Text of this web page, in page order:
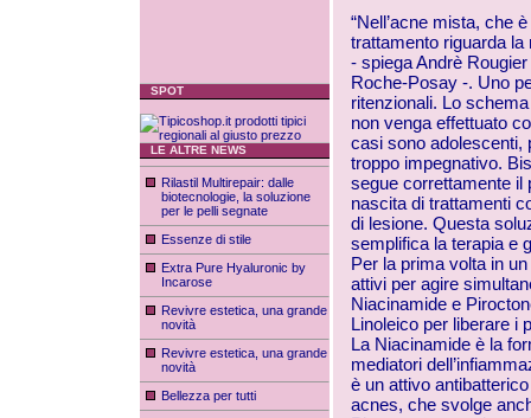
SPOT
LE ALTRE NEWS
Rilastil Multirepair: dalle
biotecnologie, la soluzione
per le pelli segnate
Essenze di stile
Extra Pure Hyaluronic by
Incarose
Revivre estetica, una grande
novità
Revivre estetica, una grande
novità
Bellezza per tutti
“Nell’acne mista, che
trattamento riguarda
- spiega Andrè
Roche-Posay -. Uno
ritenzionali. Lo
non venga effettuato
casi sono adolescenti,
troppo impegnativo.
segue correttamente il
nascita di trattamenti
di lesione. Questa
semplifica la terapia e
Per la prima volta in
attivi per agire
Niacinamide e
Linoleico per liberare i
La Niacinamide è la
mediatori
è un attivo
acnes, che svolge